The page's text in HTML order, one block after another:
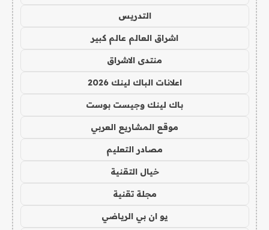
التدريس
اشراق العالم عالم كبير
منتدى الاشراق
اعلانات الباك لينك 2026
باك لينك وجيست بوست
موقع المشاريع العربي
مصادر التعليم
خيال التقنية
مجلة تقنية
يو ان بي الرياضي